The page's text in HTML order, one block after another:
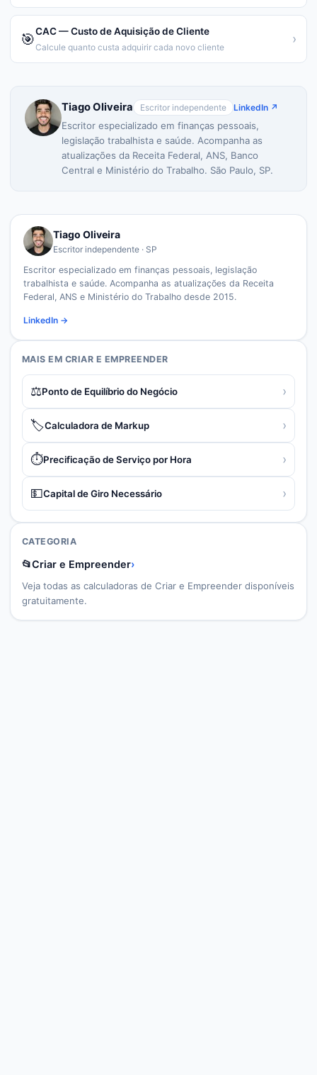
🎯CAC — Custo de Aquisição de Cliente
Calcule quanto custa adquirir cada novo cliente
›
Tiago Oliveira Escritor independente LinkedIn ↗
Escritor especializado em finanças pessoais,
legislação trabalhista e saúde. Acompanha as
atualizações da Receita Federal, ANS, Banco
Central e Ministério do Trabalho. São Paulo, SP.
Tiago Oliveira
Escritor independente · SP
Escritor especializado em finanças pessoais, legislação
trabalhista e saúde. Acompanha as atualizações da Receita
Federal, ANS e Ministério do Trabalho desde 2015.
LinkedIn →
MAIS EM CRIAR E EMPREENDER
⚖️Ponto de Equilíbrio do Negócio ›
🏷️Calculadora de Markup ›
⏱️Precificação de Serviço por Hora ›
💵Capital de Giro Necessário ›
CATEGORIA
📂Criar e Empreender›
Veja todas as calculadoras de Criar e Empreender disponíveis
gratuitamente.